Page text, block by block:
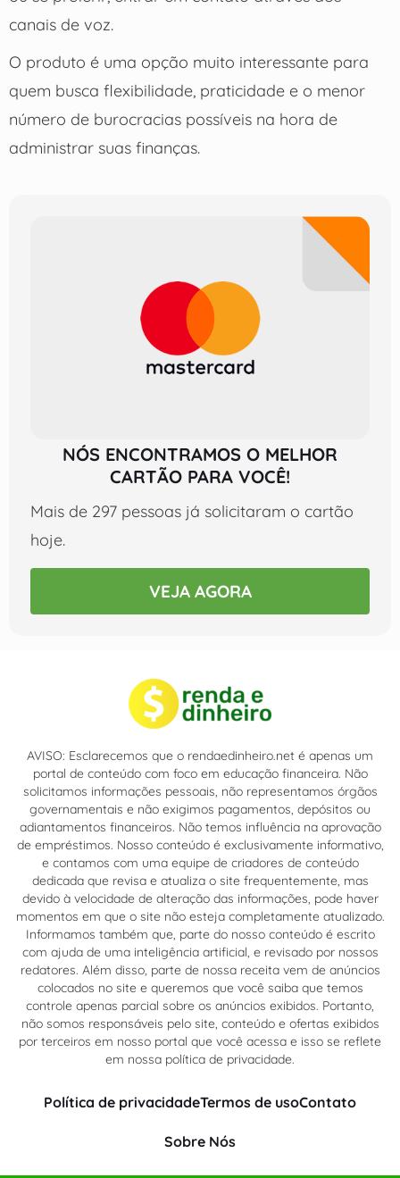
canais de voz.
O produto é uma opção muito interessante para
quem busca flexibilidade, praticidade e o menor
número de burocracias possíveis na hora de
administrar suas finanças.
NÓS ENCONTRAMOS O MELHOR
CARTÃO PARA VOCÊ!
Mais de 297 pessoas já solicitaram o cartão
hoje.
VEJA AGORA
AVISO: Esclarecemos que o rendaedinheiro.net é apenas um
portal de conteúdo com foco em educação financeira. Não
solicitamos informações pessoais, não representamos órgãos
governamentais e não exigimos pagamentos, depósitos ou
adiantamentos financeiros. Não temos influência na aprovação
de empréstimos. Nosso conteúdo é exclusivamente informativo,
e contamos com uma equipe de criadores de conteúdo
dedicada que revisa e atualiza o site frequentemente, mas
devido à velocidade de alteração das informações, pode haver
momentos em que o site não esteja completamente atualizado.
Informamos também que, parte do nosso conteúdo é escrito
com ajuda de uma inteligência artificial, e revisado por nossos
redatores. Além disso, parte de nossa receita vem de anúncios
colocados no site e queremos que você saiba que temos
controle apenas parcial sobre os anúncios exibidos. Portanto,
não somos responsáveis pelo site, conteúdo e ofertas exibidos
por terceiros em nosso portal que você acessa e isso se reflete
em nossa política de privacidade.
Política de privacidadeTermos de usoContato
Sobre Nós